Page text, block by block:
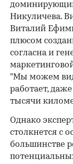
Никуличева.
Виталий
плюсом
согласна и
"Мы можем
работает,
тысячи
Однако
столкнется с
большинстве